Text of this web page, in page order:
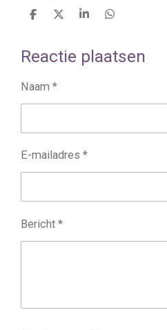
D
e
n
D
l
S
r
e
D
e
n
Reactie plaatsen
Naam *
E-mailadres *
Bericht *